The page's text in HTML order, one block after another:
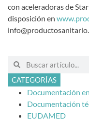
con aceleradoras de
disposición en
CATEGORÍAS
Documentación
Documentación
EUDAMED